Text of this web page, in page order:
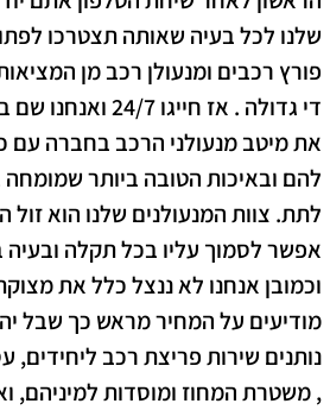
שלנו לכל בעיה שאותה תצטרכו
פורץ רכבים ומנעולן רכב מן
די גדולה . אז
את מיטב מנעולני הרכב בחברה עם
להם ובאיכות הטובה ביותר שמומחה
לתת. צוות המנעולנים שלנו הוא זול
אפשר לסמוך עליו בכל תקלה ובעיה
וכמובן אנחנו לא ננצל כלל את
מודיעים על המחיר מראש כך שבל
נותנים שירות פריצת רכב
, משטרת המחוז ומוסדות למיניהם,